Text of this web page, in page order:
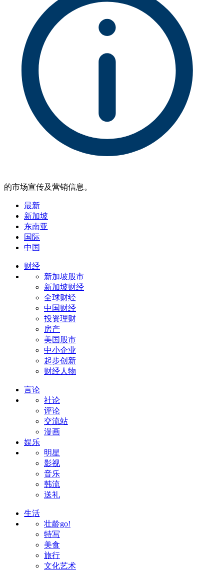
的市场宣传及营销信息。
最新
新加坡
东南亚
国际
中国
财经
新加坡股市
新加坡财经
全球财经
中国财经
投资理财
房产
美国股市
中小企业
起步创新
财经人物
言论
社论
评论
交流站
漫画
娱乐
明星
影视
音乐
韩流
送礼
生活
壮龄go!
特写
美食
旅行
文化艺术